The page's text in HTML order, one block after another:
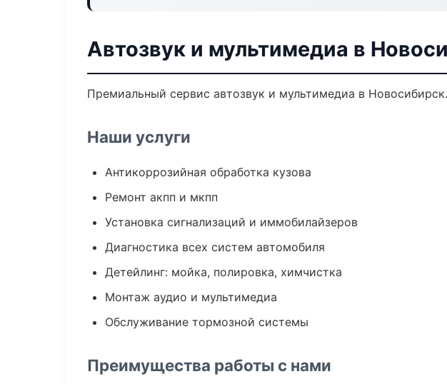
Автозвук и мультимедиа в
Премиальный сервис автозвук и мультимедиа в
Наши услуги
Антикоррозийная обработка кузова
Ремонт акпп и мкпп
Установка сигнализаций и иммобилайзеров
Диагностика всех систем автомобиля
Детейлинг: мойка, полировка, химчистка
Монтаж аудио и мультимедиа
Обслуживание тормозной системы
Преимущества работы с нами